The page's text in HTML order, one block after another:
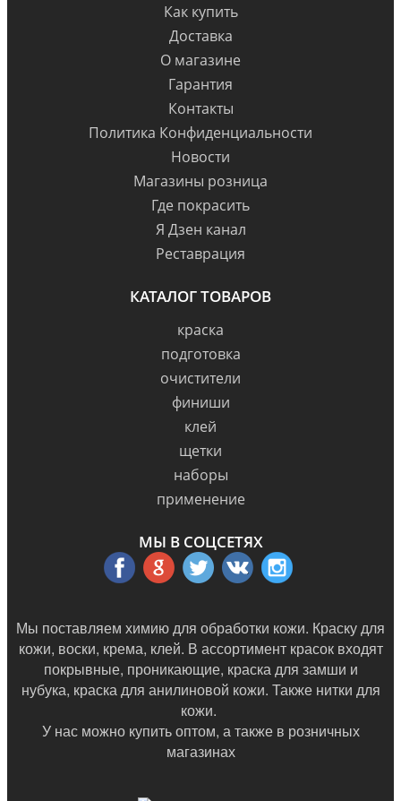
Как купить
Доставка
О магазине
Гарантия
Контакты
Политика Конфиденциальности
Новости
Магазины розница
Где покрасить
Я Дзен канал
Реставрация
КАТАЛОГ ТОВАРОВ
краска
подготовка
очистители
финиши
клей
щетки
наборы
применение
МЫ В СОЦСЕТЯХ
Мы поставляем химию для обработки кожи. Краску для
кожи, воски, крема, клей. В ассортимент красок входят
покрывные, проникающие, краска для замши и
нубука, краска для анилиновой кожи. Также нитки для
кожи.
У нас можно купить оптом, а также в розничных
магазинах